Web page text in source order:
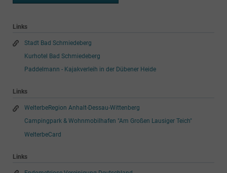
Links
Stadt Bad Schmiedeberg
Kurhotel Bad Schmiedeberg
Paddelmann - Kajakverleih in der Dübener Heide
Links
WelterbeRegion Anhalt-Dessau-Wittenberg
Campingpark & Wohnmobilhafen "Am Großen Lausiger Teich"
WelterbeCard
Links